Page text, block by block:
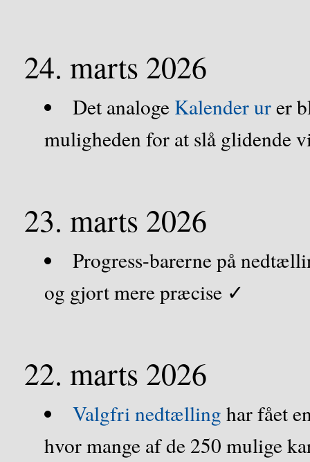
24. marts 2026
Det analoge Kalender urer
muligheden for at slå glidende
23. marts 2026
Progress-barerne på
og gjort mere præcise ✓
22. marts 2026
Valgfri nedtælling har fået
hvor mange af de 250 mulige